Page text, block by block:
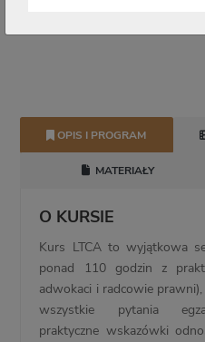
OPIS I PROGRAM
MATERIAŁY
O KURSIE
Kurs LTCA to wyjątkowa
ponad 110 godzin z
adwokaci i radcowie
wszystkie pytania
praktyczne wskazówki